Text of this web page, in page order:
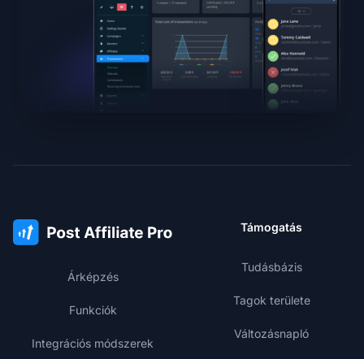
Árképzés
Funkciók
Integrációs módszerek
Támogatás
Tudásbázis
Tagok területe
Változásnapló